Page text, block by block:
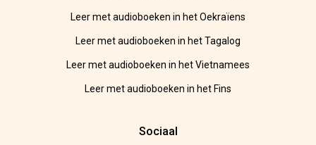
Leer met audioboeken in het Oekraïens
Leer met audioboeken in het Tagalog
Leer met audioboeken in het Vietnamees
Leer met audioboeken in het Fins
Sociaal